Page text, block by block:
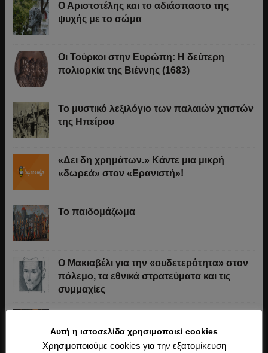
Ο Αριστοτέλης και το αδιάσπαστο της
ψυχής με το σώμα
Οι Τούρκοι στην Ευρώπη: Η δεύτερη
πολιορκία της Βιέννης (1683)
Το μυστικό λεξιλόγιο των παλαιών χτιστών
της Ηπείρου
«Δει δη χρημάτων.» Κάντε μια μικρή
«δωρεά» στον «Ερανιστή»!
Το παιδομάζωμα
O Μακιαβέλι για την «ουδετερότητα» στον
πόλεμο, τα εθνικά στρατεύματα και τις
συμμαχίες
Αυτή η ιστοσελίδα χρησιμοποιεί cookies
Χρησιμοποιούμε cookies για την εξατομίκευση